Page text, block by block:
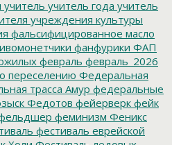
учитель учитель года учитель
учреждения культуры
фальсифицированное масло
фанфурики ФАП
февраль февраль_2026
переселению Федеральная
трасса Амур федеральные
Федотов фейерверк фейк
феминизм Феникс
фестиваль еврейской